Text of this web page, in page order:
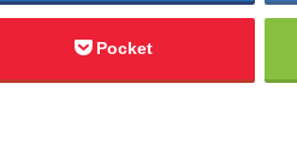
Pocket